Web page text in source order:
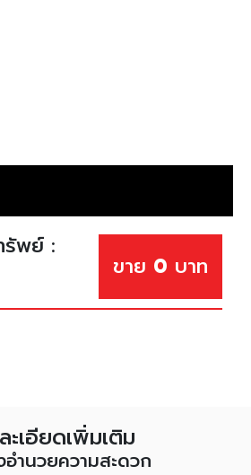
รัพย์ :
ขาย 0 บาท
ะเอียดเพิ่มเติม
อำนวยความสะดวก